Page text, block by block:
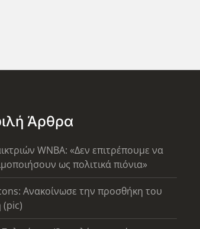
Άρθρα
WNBA: «Δεν επιτρέπουμε να
ως πολιτικά πιόνια»
Ανακοίνωσε την προσθήκη του
(pic)